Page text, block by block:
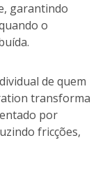
garantindo
o
de quem
transforma
por
fricções,